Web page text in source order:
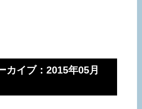
カイブ：2015年05月